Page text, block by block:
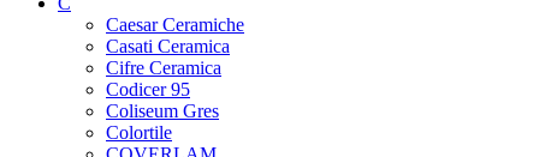
Caesar Ceramiche
Casati Ceramica
Cifre Ceramica
Codicer 95
Coliseum Gres
Colortile